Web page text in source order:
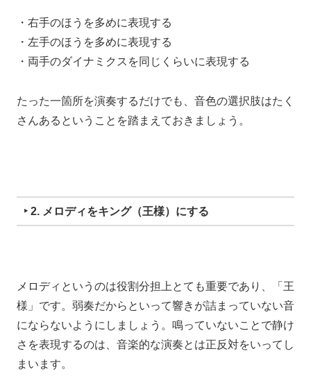
・右手のほうを多めに表現する
・左手のほうを多めに表現する
・両手のダイナミクスを同じくらいに表現する
たった一箇所を演奏するだけでも、音色の選択肢はたく
さんあるということを踏まえておきましょう。
‣ 2. メロディをキング（王様）にする
メロディというのは役割分担上とても重要であり、「王
様」です。 弱奏だからといって響きが詰まっていない音
にならないようにしましょう。 鳴っていないことで静け
さを表現するのは、 音楽的な演奏とは正反対をいってし
まいます。